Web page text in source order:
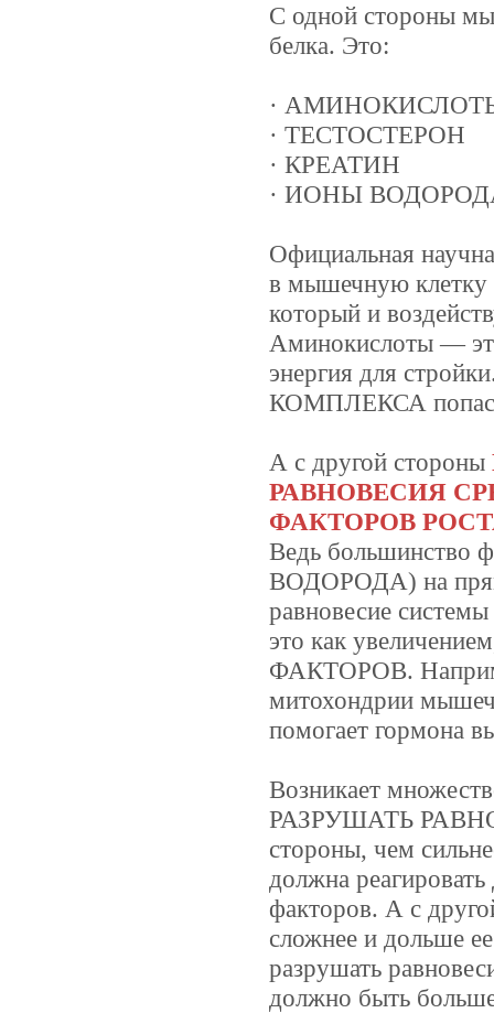
С одной стороны
белка. Это:
·
· ТЕСТОСТЕРОН
· КРЕАТИН
· ИОНЫ
Официальная
в мышечную
который и
Аминокислоты —
энергия для
КОМПЛЕКСА
А с другой стороны
РАВНОВЕСИЯ
ФАКТОРОВ
Ведь
ВОДОРОДА) на
равновесие
это как
ФАКТОРОВ.
митохондрии
помогает гормона
Возникает
РАЗРУШАТЬ
стороны, чем
должна
факторов. А с
сложнее и дольше
разрушать
должно быть